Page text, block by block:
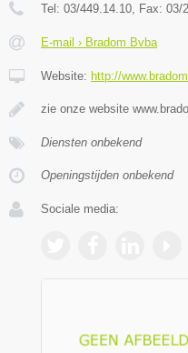
Tel: 03/449.14.10, Fax: 03/
E-mail › Bradom Bvba
Website: http://
zie onze website
Diensten onbekend
Openingstijden onbekend
Sociale media: